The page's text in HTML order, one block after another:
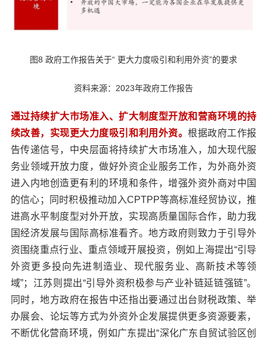
图8 政府工作报告关于“ 更大力度吸引和利用外资”的要求
资料来源：2023年政府工作报告
通过持续扩大市场准入、扩大制度型开放和营商环境的持
续改善，实现更大力度吸引和利用外资。根据政府工作报
告传递信号，中央层面将持续扩大市场准入，加大现代服
务业领域开放力度，做好外资企业服务工作，为外商外资
进入内地创造更有利的环境和条件，增强外资外商对中国
的信心；同时积极推动加入CPTPP等高标准经贸协议，推
进高水平制度型对外开放，实现高质量国际合作，助力我
国经济发展与国际高标准看齐。地方政府则致力于引导外
资围绕重点行业、重点领域开展投资，例如上海提出“引导
外资更多投向先进制造业、现代服务业、高新技术等领
域”；江苏则提出“引导外资积极参与产业补链延链强链”。
同时，地方政府在报告中还指出要通过出台财税政策、举
办展会、论坛等方式为外资外企发展提供更多资源要素，
不断优化营商环境，例如广东提出“深化广东自贸试验区创